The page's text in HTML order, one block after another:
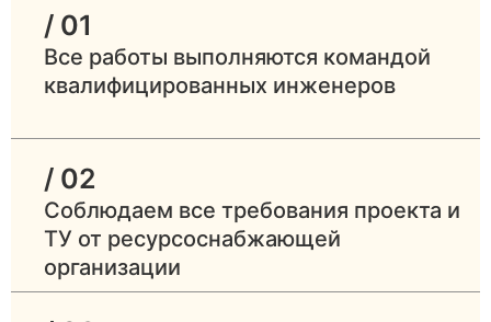
потолка
при
Материал
стен и пола
Негорючие (бетон,
кирпич,
/ 01
Все работы выполняются командой
квалифицированных инженеров
/ 02
Соблюдаем все требования проекта и
ТУ от ресурсоснабжающей
организации